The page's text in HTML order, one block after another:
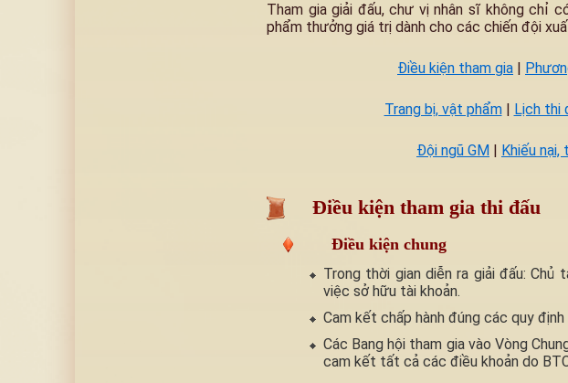
Tham gia giải đấu, chư vị nhân sĩ không chỉ
phẩm thưởng giá trị dành cho các chiến đội
Điều kiện tham gia
Trang bị, vật phẩm| Lịch thi
Đội ngũ GM Khiếu
Điều kiện tham gia thi đấu
Điều kiện chung
Trong thời gian diễn ra giải đấu:
việc sở hữu tài khoản.
Cam kết chấp hành đúng các quy định
Các Bang hội tham gia vào Vòng
cam kết tất cả các điều khoản do